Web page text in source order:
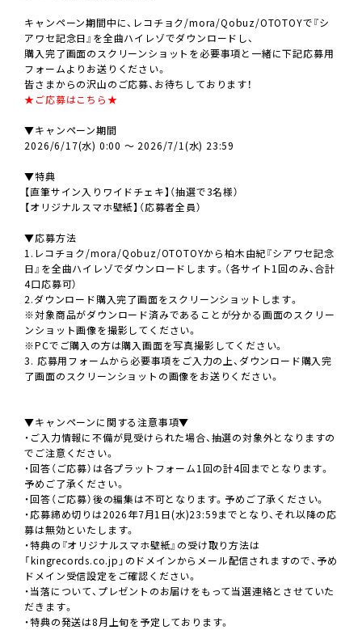
キャンペーン期間中に、レコチョク/mora/Qobuz/OTOTOYで『シ
アワセ記念日』を全曲ハイレゾでダウンロードし、
購入完了画面のスクリーンショットを必要事項と一緒に下記応募用
フォームよりお送りください。
皆さまからの沢山のご応募、お待ちしております！
★ご応募はこちら★
▼キャンペーン期間
2026/6/17(水) 0:00 ～ 2026/7/1(水) 23:59
▼特典
【直筆サイン入りワイドチェキ】（抽選で3名様）
【オリジナルスマホ壁紙】（応募者全員）
▼応募方法
1.レコチョク/mora/Qobuz/OTOTOYから柏木由紀『シアワセ記念
日』を全曲ハイレゾでダウンロードします。（各サイト1回のみ、合計
4口応募可）
2.ダウンロード購入完了画面をスクリーンショットします。
※対象商品がダウンロード済みであることが分かる画面のスクリー
ンショット画像を撮影してください。
※PCでご購入の方は購入画面を写真撮影してください。
3. 応募用フォームから必要事項をご入力の上、ダウンロード購入完
了画面のスクリーンショットの画像をお送りください。
▼キャンペーンに関する注意事項▼
・ご入力情報に不備が見受けられた場合、抽選の対象外となりますの
でご注意ください。
・回答（ご応募）は各プラットフォーム1回の計4回までとなります。
予めご了承ください。
・回答（ご応募）後の編集は不可となります。予めご了承ください。
・応募締め切りは2026年7月1日(水)23:59までとなり、それ以降の応
募は無効といたします。
・特典の『オリジナルスマホ壁紙』の受け取り方法は
「kingrecords.co.jp」のドメインからメール配信されますので、予め
ドメイン受信設定をご確認ください。
・当落について、プレゼントのお届けをもって当選連絡とさせていた
だきます。
・特典の発送は8月上旬を予定しております。